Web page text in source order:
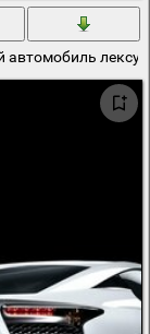
автомобиль